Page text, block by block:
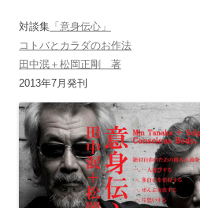
対談集 「意身伝心」
コトバとカラダのお作法
田中泯＋松岡正剛 著
2013年7月発刊